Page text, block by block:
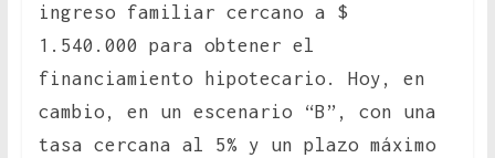
ingreso familiar cercano a $
1.540.000 para obtener el
financiamiento hipotecario. Hoy, en
cambio, en un escenario “B”, con una
tasa cercana al 5% y un plazo máximo